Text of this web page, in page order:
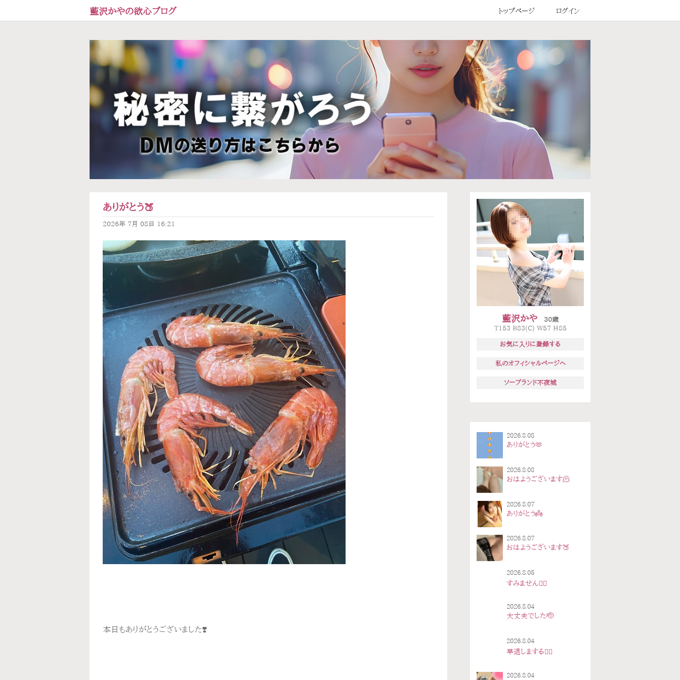
藍沢かやの欲心ブログ トップページ ログイン
ありがとう🍑
2026年 7月 08日 16:21
本日もありがとうございました❣️
藍沢かや
30歳
T153 B83(C) W57 H85
お気に入りに登録する
私のオフィシャルページへ
ソープランド不夜城
2026.8.08
ありがとう🫶
2026.8.08
おはようございます🫠
2026.8.07
ありがとう👼
2026.8.07
おはようございます🍑
2026.8.05
すみません🙇‍♀️
2026.8.04
大丈夫でした🫡
2026.8.04
早退しまする🙇‍♀️
2026.8.04